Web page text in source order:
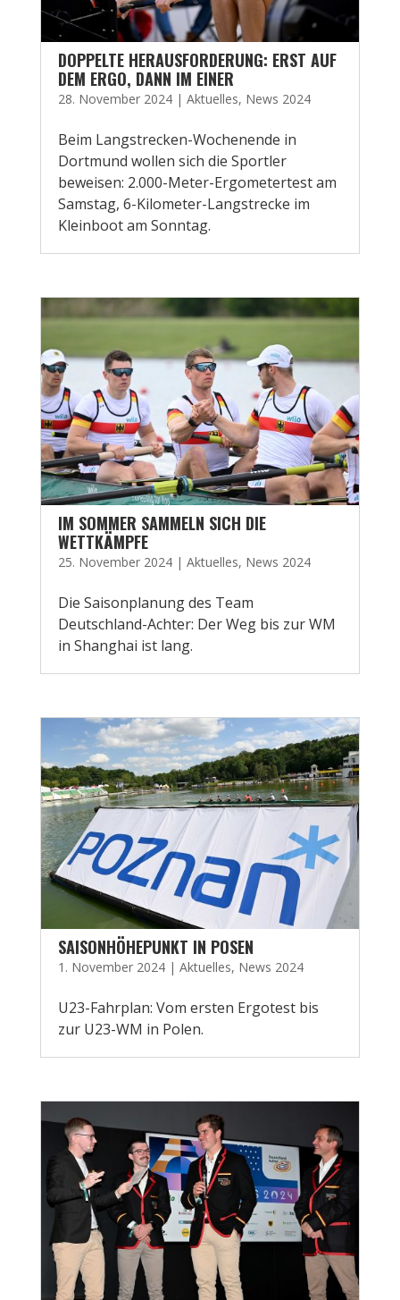
DOPPELTE HERAUSFORDERUNG: ERST AUF
DEM ERGO, DANN IM EINER
28. November 2024| Aktuelles, News 2024
Beim Langstrecken-Wochenende in
Dortmund wollen sich die Sportler
beweisen: 2.000-Meter-Ergometertest am
Samstag, 6-Kilometer-Langstrecke im
Kleinboot am Sonntag.
IM SOMMER SAMMELN SICH DIE
WETTKÄMPFE
25. November 2024| Aktuelles, News 2024
Die Saisonplanung des Team
Deutschland-Achter: Der Weg bis zur WM
in Shanghai ist lang.
SAISONHÖHEPUNKT IN POSEN
1. November 2024| Aktuelles, News 2024
U23-Fahrplan: Vom ersten Ergotest bis
zur U23-WM in Polen.